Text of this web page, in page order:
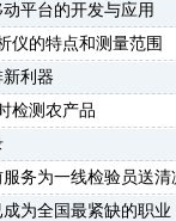
平台的开发与应用
仪的特点和测量范围
利器
检测农产品
务为一线检验员送清
为全国最紧缺的职业